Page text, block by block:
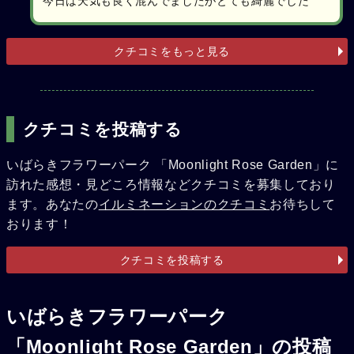
クチコミをもっと見る
クチコミを投稿する
いばらきフラワーパーク 「Moonlight Rose Garden」に
訪れた感想・見どころ情報などクチコミを募集しており
ます。あなたのイルミネーションのクチコミ お待ちして
おります！
クチコミを投稿する
いばらきフラワーパーク
「Moonlight Rose Garden」の投稿